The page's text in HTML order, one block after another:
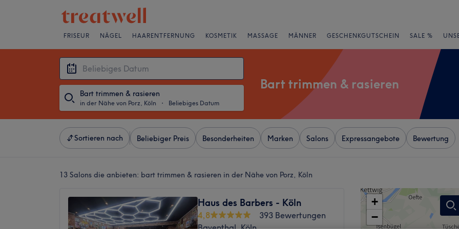
FRISEUR NÄGEL HAARENTFERNUNG KOSMETIK MASSAGE MÄNNER GESCHENKGUTSCHEIN SALE %
Bart trimmen & rasieren
in der Nähe von Porz, Köln ・ Beliebiges Datum
Bart trimmen & rasieren
Sortieren nach Beliebiger Preis Besonderheiten Marken Salons Expressangebote Bewertung
13 Salons die anbieten: bart trimmen & rasieren in der Nähe von Porz, Köln
Haus des Barbers - Köln
4,8
393 Bewertungen
+
−